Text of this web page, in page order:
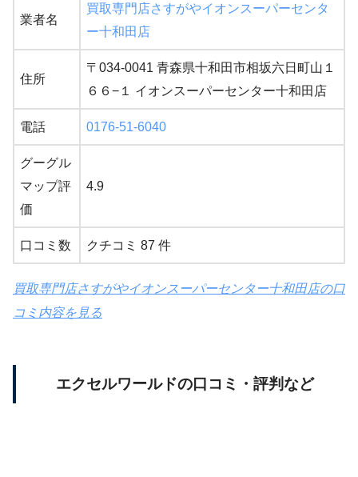
業者名
買取専門店さすがやイオンスーパーセンタ
ー十和田店
住所
〒034-0041 青森県十和田市相坂六日町山１
６６−１ イオンスーパーセンター十和田店
電話 0176-51-6040
グーグル
マップ評
価
4.9
口コミ数 クチコミ 87 件
買取専門店さすがやイオンスーパーセンター十和田店の口
コミ内容を見る
エクセルワールドの口コミ・評判など